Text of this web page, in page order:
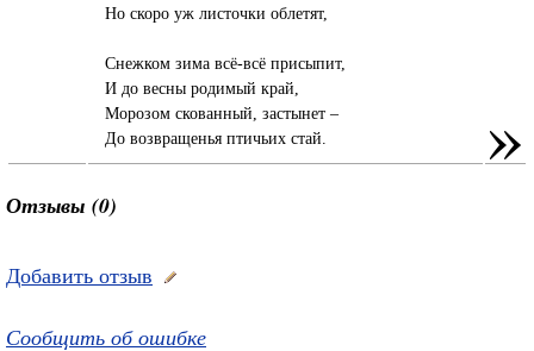
Но скоро уж листочки облетят,
Снежком зима всё-всё присыпит,
И до весны родимый край,
Морозом скованный, застынет –
До возвращенья птичьих стай.
»
Отзывы (0)
Добавить отзыв
Сообщить об ошибке